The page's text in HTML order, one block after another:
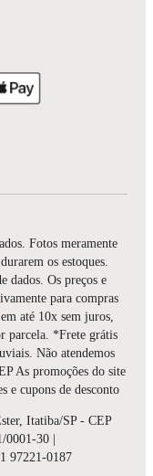
Fotos meramente
os estoques.
dados. Os preços e
para compras
até 10x sem juros,
parcela. *Frete grátis
Não atendemos
As promoções do site
e cupons de desconto
Itatiba/SP - CEP
30 |
97221-0187